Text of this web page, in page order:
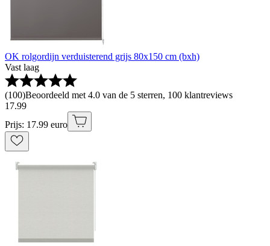
OK rolgordijn verduisterend grijs 80x150 cm (bxh)
Vast laag
(100)Beoordeeld met 4.0 van de 5 sterren, 100 klantreviews
17.99
Prijs: 17.99 euro